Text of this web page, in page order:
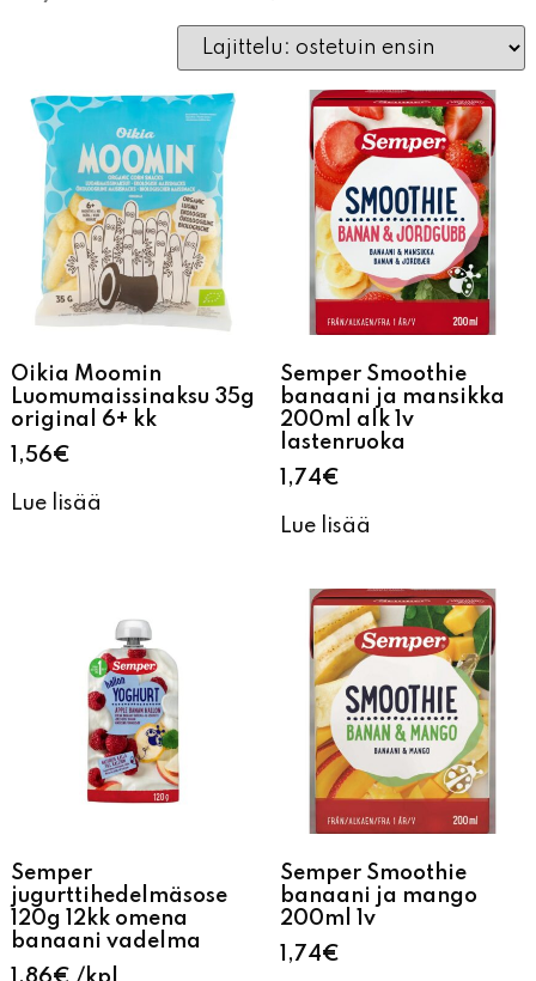
Oikia Moomin
Luomumaissinaksu 35g
original 6+ kk
1,56€
Lue lisää
Semper Smoothie
banaani ja mansikka
200ml alk 1v
1,74€
Lue lisää
Semper
jugurttihedelmäsose
1,86€ kpl
Lue lisää
Semper Smoothie
banaani ja mango
200ml 1v
1,74
Lue lisää